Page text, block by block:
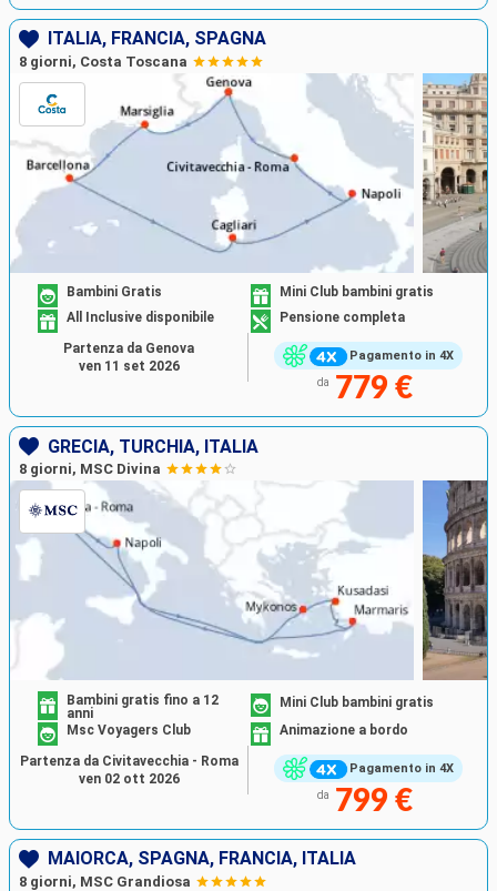
ITALIA, FRANCIA, SPAGNA
8 giorni, Costa Toscana
Pagamento in 4X
Bambini Gratis
Mini Club bambini gratis
All Inclusive disponibile
Pensione completa
da 779 €
Partenza da Genova
ven 11 set 2026
GRECIA, TURCHIA, ITALIA
8 giorni, MSC Divina
Pagamento in 4X
Bambini gratis fino a 12
anni
Mini Club bambini gratis
Msc Voyagers Club
Animazione a bordo
da 799 €
Partenza da Civitavecchia - Roma
ven 02 ott 2026
MAIORCA, SPAGNA, FRANCIA, ITALIA
8 giorni, MSC Grandiosa